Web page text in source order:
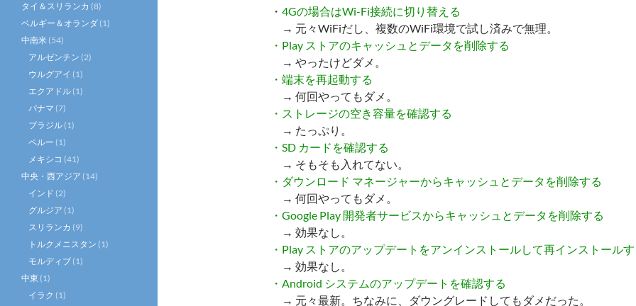
・ 4Gの場合はWi-Fi接続に切り替える
→ 元々WiFiだし、複数のWiFi環境で試し済みで無理。
・Play ストアのキャッシュとデータを削除する
→ やったけどダメ。
・端末を再起動する
→ 何回やってもダメ。
・ストレージの空き容量を確認する
→ たっぷり。
・SD カードを確認する
→ そもそも入れてない。
・ダウンロード マネージャーからキャッシュとデータを削除する
→ 何回やってもダメ。
・Google Play 開発者サービスからキャッシュとデータを削除する
→ 効果なし。
・Play ストアのアップデートをアンインストールして再インストール
→ 効果なし。
・Android システムのアップデートを確認する
→ 元々最新。ちなみに、ダウングレードしてもダメだった。
タイ＆スリランカ (8)
ベルギー＆オランダ (1)
中南米 (54)
アルゼンチン (2)
ウルグアイ (1)
エクアドル (1)
パナマ (7)
ブラジル (1)
ペルー (1)
メキシコ (41)
中央・西アジア (14)
インド (2)
グルジア (1)
スリランカ (9)
トルクメニスタン (1)
モルディブ (1)
中東 (1)
イラク (1)